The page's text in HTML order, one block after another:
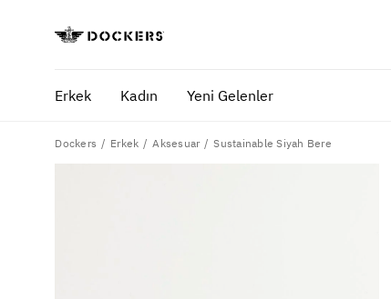
Erkek Kadın Yeni Gelenler
Dockers Erkek Aksesuar Sustainable Siyah Bere